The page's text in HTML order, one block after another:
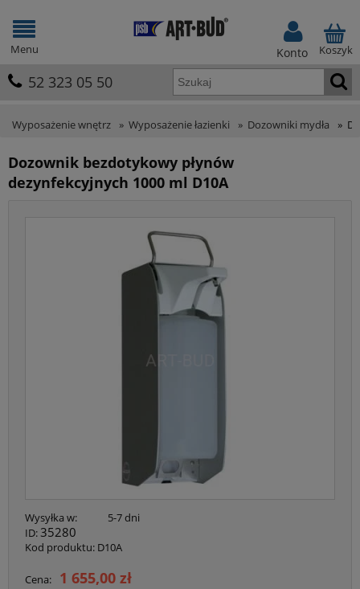
Koszyk
Konto
52 323 05 50
Menu
Wyposażenie wnętrz » Wyposażenie łazienki » Dozowniki mydła »
Dozownik bezdotykowy płynów
dezynfekcyjnych 1000 ml D10A
Wysyłka w:
5-7 dni
ID:35280
Kod produktu: D10A
Cena: 1 655,00 zł